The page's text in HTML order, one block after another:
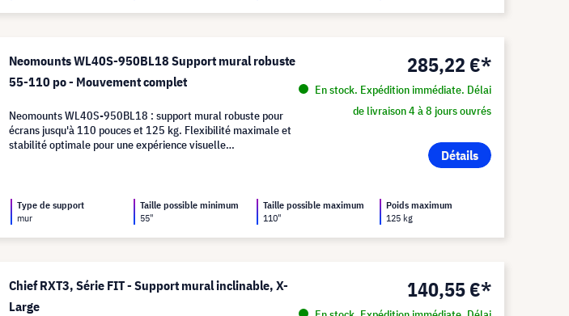
Neomounts WL40S-950BL18 Support mural robuste
55-110 po - Mouvement complet
285,22 €*
En stock. Expédition immédiate. Délai
de livraison 4 à 8 jours ouvrés
Détails
Neomounts WL40S-950BL18 : support mural robuste pour
écrans jusqu'à 110 pouces et 125 kg. Flexibilité maximale et
stabilité optimale pour une expérience visuelle
Type de support
mur
Taille possible minimum
55"
Taille possible maximum
110"
Poids maximum
125 kg
Chief RXT3, Série FIT - Support mural inclinable, X-
Large
140,55 €*